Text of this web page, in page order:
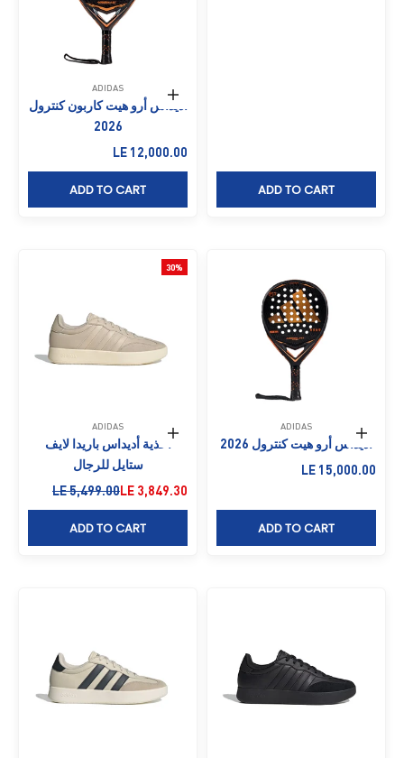
ADD TO CART
إضافة إلى السلة
ADIDAS
أديداس أرو هيت كاربون كنترول
2026
السعر بعد الخصم
LE 12,000.00
ADD TO CART
إضافة إلى السلة
ADIDAS
أديداس أرو هيت كنترول 2026
السعر بعد الخصم
LE 15,000.00
ADD TO CART
30%
حدِّد الخيارات
ADIDAS
أحذية أديداس باريدا لايف
ستايل للرجال
السعر بعد الخصم
LE 3,849.30السعر قبل الخصم
LE 5,499.00
ADD TO CART